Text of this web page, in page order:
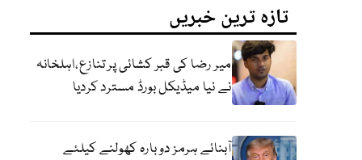
تازہ ترین خبریں
میر رضا کی قبر کشائی پر تنازع،اہلخانہ
نے نیا میڈیکل بورڈ مسترد کردیا
آبنائے ہرمز دوبارہ کھولنے کیلئے